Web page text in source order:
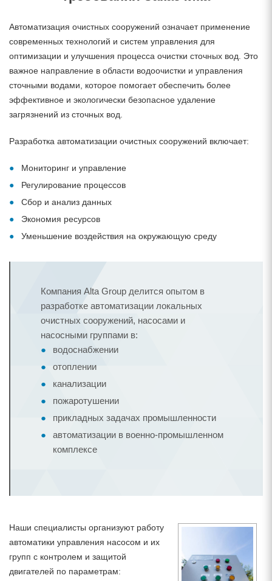
Автоматизация очистных сооружений означает применение
современных технологий и систем управления для
оптимизации и улучшения процесса очистки сточных вод. Это
важное направление в области водоочистки и управления
сточными водами, которое помогает обеспечить более
эффективное и экологически безопасное удаление
загрязнений из сточных вод.
Разработка автоматизации очистных сооружений включает:
Мониторинг и управление
Регулирование процессов
Сбор и анализ данных
Экономия ресурсов
Уменьшение воздействия на окружающую среду
Компания Alta Group делится опытом в
разработке автоматизации локальных
очистных сооружений, насосами и
насосными группами в:
водоснабжении
отоплении
канализации
пожаротушении
прикладных задачах промышленности
автоматизации в военно-промышленном
комплексе
Наши специалисты организуют работу
автоматики управления насосом и их
групп с контролем и защитой
двигателей по параметрам: